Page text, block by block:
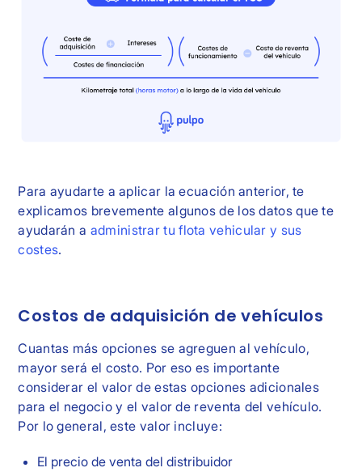
Para ayudarte a aplicar la ecuación anterior, te
explicamos brevemente algunos de los datos que te
ayudarán a administrar tu flota vehicular y sus
costes.
Costos de adquisición de vehículos
Cuantas más opciones se agreguen al vehículo,
mayor será el costo. Por eso es importante
considerar el valor de estas opciones adicionales
para el negocio y el valor de reventa del vehículo.
Por lo general, este valor incluye:
El precio de venta del distribuidor